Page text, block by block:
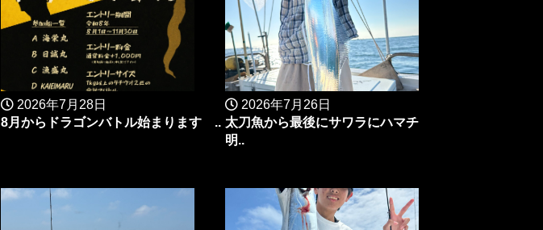
2026年7月28日
8月からドラゴンバトル始まります ..
2026年7月26日
太刀魚から最後にサワラにハマチ
明..